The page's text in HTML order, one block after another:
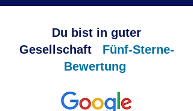
Du bist in guter
Gesellschaft
Fünf-Sterne-
Bewertung